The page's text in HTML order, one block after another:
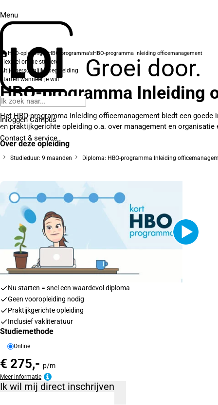
Menu
Groei door.
Inloggen Campus
Contact & service
HBO-opleidingenHBO-programma'sHBO-programma Inleiding officemanagement
Flexibel online studeren
Altijd persoonlijke begeleiding
Starten wanneer je wilt
HBO-programma Inleiding
Het HBO-programma Inleiding officemanagement biedt een
en praktijkgerichte opleiding o.a. over management en
Over deze opleiding
Studieduur: 9 maanden Diploma: HBO-programma Inleiding
Nu starten = snel een waardevol diploma
Geen vooropleiding nodig
Praktijkgerichte opleiding
Inclusief vakliteratuur
Studiemethode
Online
€ 275,- p/m
Meer informatie
Ik wil mij direct inschrijven